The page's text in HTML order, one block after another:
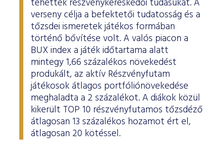
ESG Útmutató
tehették részvénykereskedői tudásukat. A
verseny célja a befektetői tudatosság és a
tőzsdei ismeretek játékos formában
történő bővítése volt. A valós piacon a
BUX index a játék időtartama alatt
mintegy 1,66 százalékos növekedést
produkált, az aktív Részvényfutam
játékosok átlagos portfóliónövekedése
meghaladta a 2 százalékot. A diákok közül
kikerült TOP 10 részvényfutamos tőzsdéző
átlagosan 13 százalékos hozamot ért el,
átlagosan 20 kötéssel.